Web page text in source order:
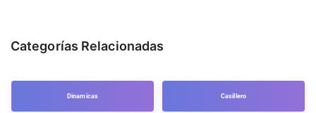
Categorías Relacionadas
Dinamicas Casillero